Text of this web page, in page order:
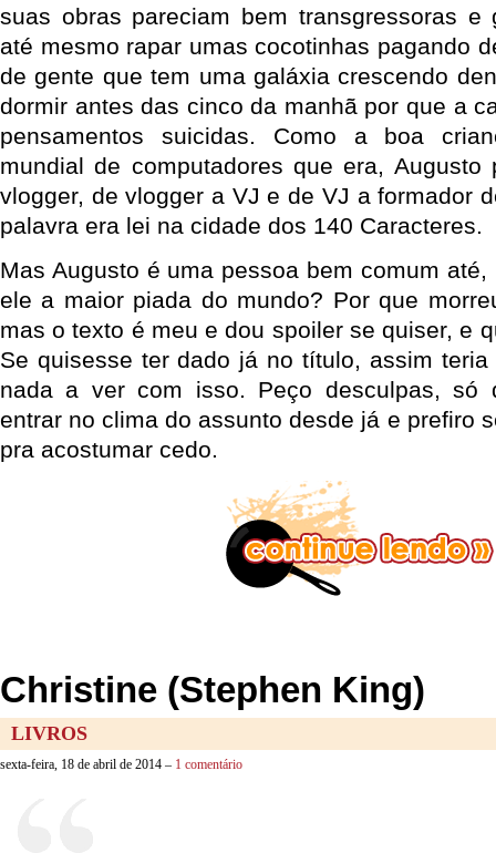
suas obras pareciam bem transgressoras e
até mesmo rapar umas cocotinhas pagando
de gente que tem uma galáxia crescendo
dormir antes das cinco da manhã por que a
pensamentos suicidas. Como a boa
mundial de computadores que era, Augusto
vlogger, de vlogger a VJ e de VJ a formador
palavra era lei na cidade dos 140 Caracteres.
Mas Augusto é uma pessoa bem comum
ele a maior piada do mundo? Por que
mas o texto é meu e dou spoiler se quiser, e
Se quisesse ter dado já no título, assim
nada a ver com isso. Peço desculpas, só
entrar no clima do assunto desde já e prefiro
pra acostumar cedo.
Christine (Stephen King)
LIVROS
sexta-feira, 18 de abril de 2014 – 1 comentário